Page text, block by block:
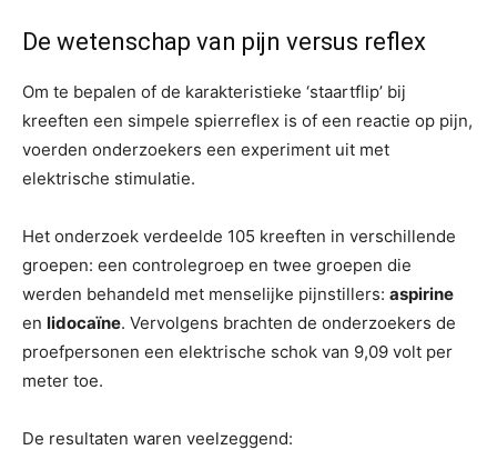
De wetenschap van pijn versus reflex
Om te bepalen of de karakteristieke ‘staartflip’ bij
kreeften een simpele spierreflex is of een reactie op pijn,
voerden onderzoekers een experiment uit met
elektrische stimulatie.
Het onderzoek verdeelde 105 kreeften in verschillende
groepen: een controlegroep en twee groepen die
werden behandeld met menselijke pijnstillers: aspirine
en lidocaïne. Vervolgens brachten de onderzoekers de
proefpersonen een elektrische schok van 9,09 volt per
meter toe.
De resultaten waren veelzeggend: